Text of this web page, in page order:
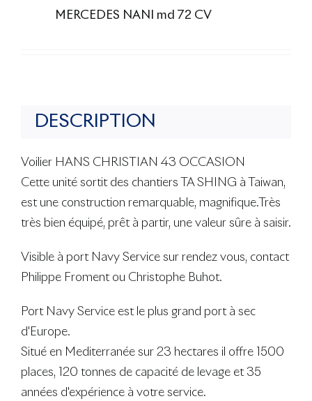
MERCEDES NANI md 72 CV
DESCRIPTION
Voilier HANS CHRISTIAN 43 OCCASION
Cette unité sortit des chantiers TA SHING à Taiwan,
est une construction remarquable, magnifique.Très
très bien équipé, prêt à partir, une valeur sûre à saisir.
Visible à port Navy Service sur rendez vous, contact
Philippe Froment ou Christophe Buhot.
Port Navy Service est le plus grand port à sec
d'Europe.
Situé en Mediterranée sur 23 hectares il offre 1500
places, 120 tonnes de capacité de levage et 35
années d'expérience à votre service.